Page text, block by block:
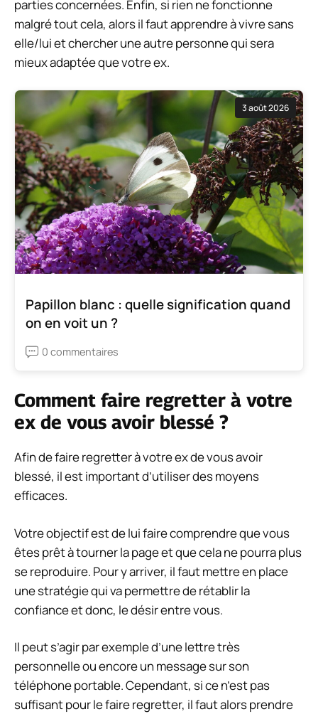
parties concernées. Enfin, si rien ne fonctionne
malgré tout cela, alors il faut apprendre à vivre sans
elle/lui et chercher une autre personne qui sera
mieux adaptée que votre ex.
3 août 2026
Papillon blanc : quelle signification quand
on en voit un ?
0 commentaires
Comment faire regretter à votre
ex de vous avoir blessé ?
Afin de faire regretter à votre ex de vous avoir
blessé, il est important d’utiliser des moyens
efficaces.
Votre objectif est de lui faire comprendre que vous
êtes prêt à tourner la page et que cela ne pourra plus
se reproduire. Pour y arriver, il faut mettre en place
une stratégie qui va permettre de rétablir la
confiance et donc, le désir entre vous.
Il peut s’agir par exemple d’une lettre très
personnelle ou encore un message sur son
téléphone portable. Cependant, si ce n’est pas
suffisant pour le faire regretter, il faut alors prendre